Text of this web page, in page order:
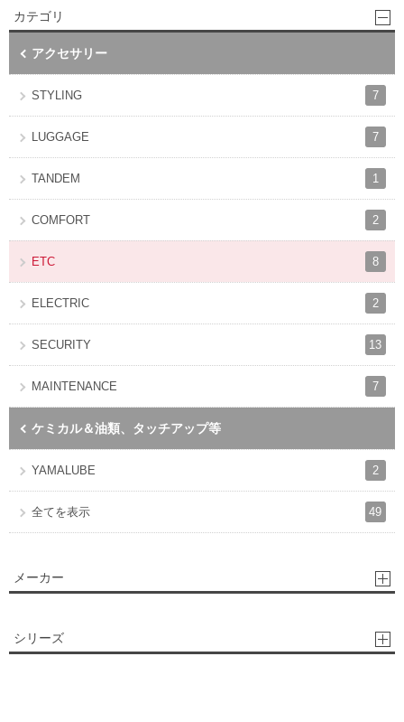
カテゴリ
アクセサリー
STYLING 7
LUGGAGE 7
TANDEM 1
COMFORT 2
ETC 8
ELECTRIC 2
SECURITY 13
MAINTENANCE 7
ケミカル＆油類、タッチアップ等
YAMALUBE 2
全てを表示 49
メーカー
シリーズ